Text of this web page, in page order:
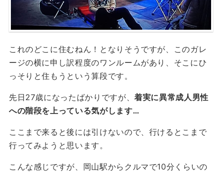
これのどこに住むねん！となりそうですが、このガレ
ージの横に申し訳程度のワンルームがあり、そこにひ
っそりと住もうという算段です。
先日27歳になったばかりですが、着実に異常成人男性
への階段を上っている気がします…
ここまで来ると後には引けないので、行けるとこまで
行ってみようと思います。
こんな感じですが、岡山駅からクルマで10分くらいの